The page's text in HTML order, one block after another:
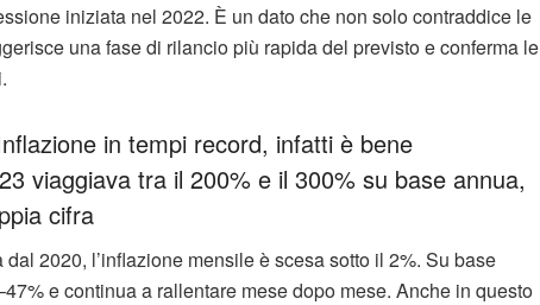
iniziata nel 2022. È un dato che non solo contraddice le
una fase di rilancio più rapida del previsto e conferma le
in tempi record, infatti è bene
viaggiava tra il 200% e il 300% su base annua,
cifra
2020, l’inflazione mensile è scesa sotto il 2%. Su base
e continua a rallentare mese dopo mese. Anche in questo